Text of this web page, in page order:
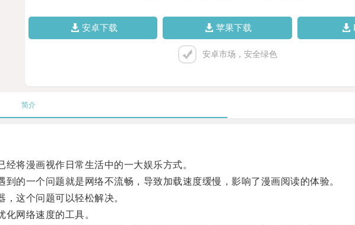
安卓下载 苹果下载
安卓市场，安全绿色
简介
将漫画视作日常生活中的一大娱乐方式。
的一个问题就是网络不流畅，导致加载速度缓慢，影响了漫画阅读的体验。
这个问题可以轻松解决。
网络速度的工具。